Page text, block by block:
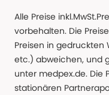
Alle Preise
vorbehalten. Die
Preisen in gedruckten
etc.) abweichen, und
unter medpex.de. Die
stationären